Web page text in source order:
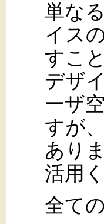
単な
イス
すこ
デザ
ーザ
すが
あり
活用
全て